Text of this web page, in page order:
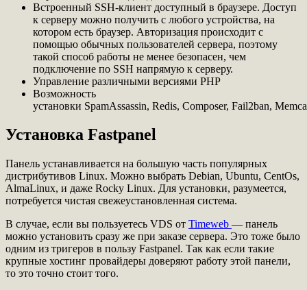
Встроенный SSH-клиент доступный в браузере. Доступ
к серверу можно получить с любого устройства, на
котором есть браузер. Авторизация происходит с
помощью обычных пользователей сервера, поэтому
такой способ работы не менее безопасен, чем
подключение по SSH напрямую к серверу.
Управление различными версиями PHP
Возможность
установки SpamAssassin, Redis, Composer, Fail2ban,
Установка Fastpanel
Панель устанавливается на большую часть популярных
дистрибутивов Linux. Можно выбрать Debian, Ubuntu, CentOs,
AlmaLinux, и даже Rocky Linux. Для установки, разумеется,
потребуется чистая свежеустановленная система.
В случае, если вы пользуетесь VDS от Timeweb — панель
можно установить сразу же при заказе сервера. Это тоже было
одним из тригеров в пользу Fastpanel. Так как если такие
крупные хостинг провайдеры доверяют работу этой панели,
то это точно стоит того.